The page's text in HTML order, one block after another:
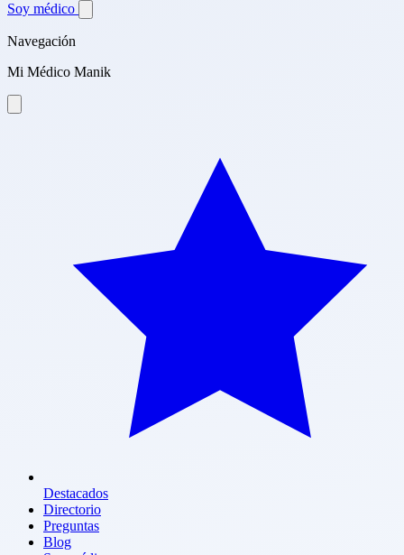
Soy médico
Navegación
Mi Médico Manik
Destacados
Directorio
Preguntas
Blog